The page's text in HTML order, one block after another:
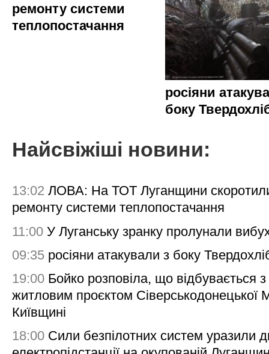
ремонту системи
теплопостачання
росіяни
боку
Найсвіжіші новини:
13:02 ЛОВА: На ТОТ Луганщини
ремонту системи теплопостачання
11:00 У Луганську зранку пролунали
09:35 росіяни атакували з боку
19:00 Бойко розповіла, що відбувається з
житловим проєктом Сіверськодонецької
Київщині
18:00 Сили безпілотних систем уразили